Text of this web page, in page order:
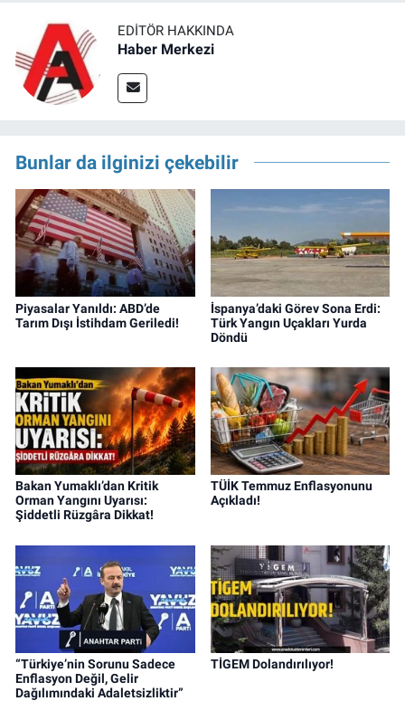
EDITÖR HAKKINDA
Haber Merkezi
Bunlar da ilginizi çekebilir
Piyasalar Yanıldı: ABD’de
Tarım Dışı İstihdam Geriledi!
İspanya’daki Görev Sona Erdi:
Türk Yangın Uçakları Yurda
Döndü
Bakan Yumaklı’dan Kritik
Orman Yangını Uyarısı:
Şiddetli Rüzgâra Dikkat!
TÜİK Temmuz Enflasyonunu
Açıkladı!
“Türkiye’nin Sorunu Sadece
Enflasyon Değil, Gelir
Dağılımındaki Adaletsizliktir”
TİGEM Dolandırılıyor!